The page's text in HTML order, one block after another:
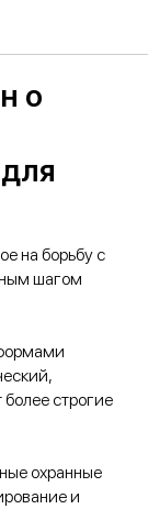
о
на борьбу с
шагом
строгие
охранные
и